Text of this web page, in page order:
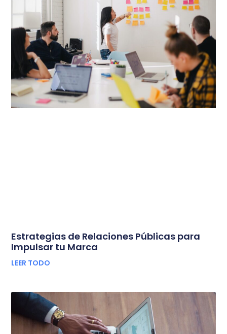
Estrategias de Relaciones Públicas para
Impulsar tu Marca
LEER TODO